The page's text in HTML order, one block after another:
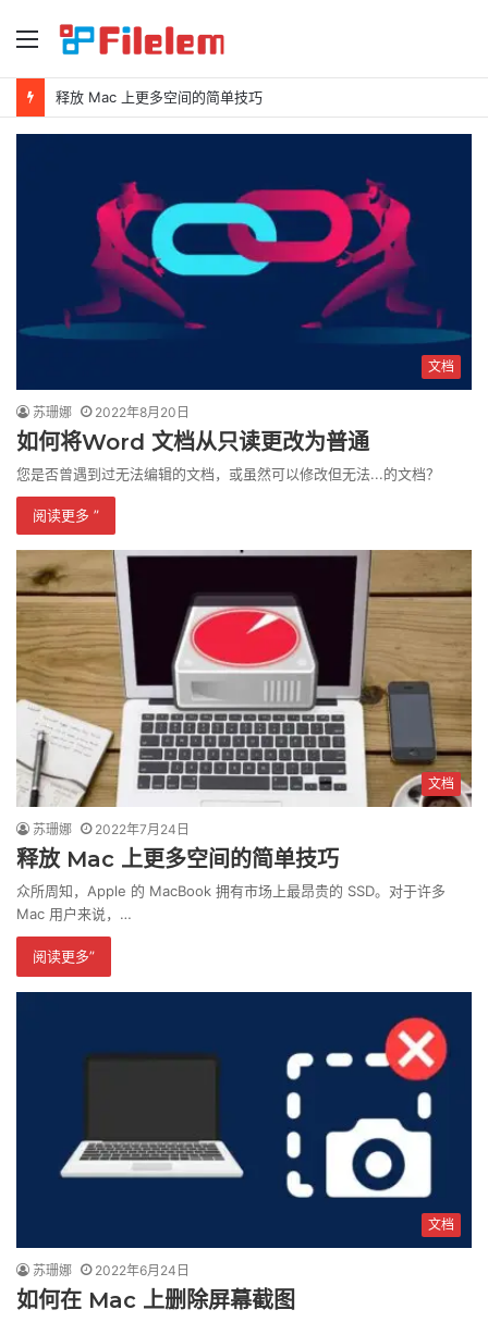
如何在 Mac 上删除屏幕截图
文档
苏珊娜 2022年8月20日
如何将Word 文档从只读更改为普通
您是否曾遇到过无法编辑的文档，或虽然可以修改但无法...的文档？
阅读更多 ”
文档
苏珊娜 2022年7月24日
释放 Mac 上更多空间的简单技巧
众所周知，Apple 的 MacBook 拥有市场上最昂贵的 SSD。对于许多
Mac 用户来说，…
阅读更多”
文档
苏珊娜 2022年6月24日
如何在 Mac 上删除屏幕截图